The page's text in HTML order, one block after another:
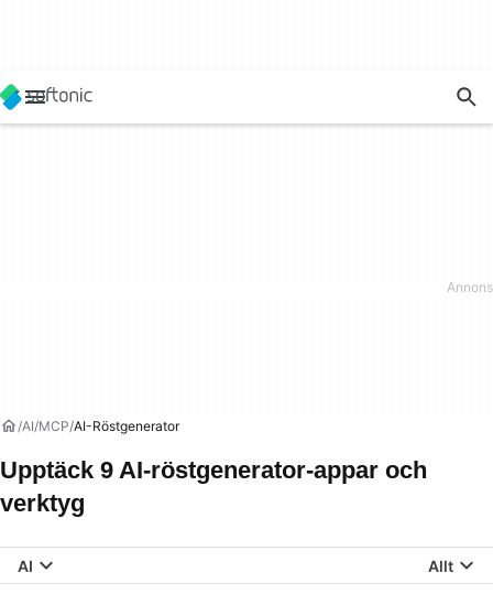
AI MCP AI-Röstgenerator
Upptäck 9 AI-röstgenerator-appar och
verktyg
AI Allt